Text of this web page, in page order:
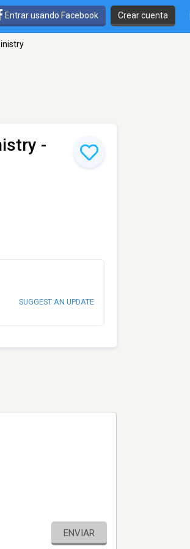
Entrar usando Facebook Crear cuenta
-
SUGGEST AN UPDATE
ENVIAR